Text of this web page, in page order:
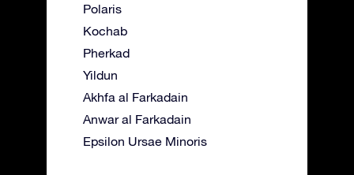
Polaris
Kochab
Pherkad
Yildun
Akhfa al Farkadain
Anwar al Farkadain
Epsilon Ursae Minoris